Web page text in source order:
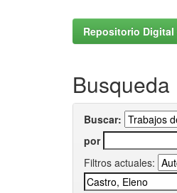
Repositorio Digital
Busqueda
Buscar:
por
Filtros actuales: